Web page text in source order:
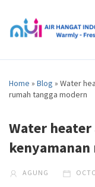
Home » Blog » Water
rumah tangga modern
Water
AGUNG